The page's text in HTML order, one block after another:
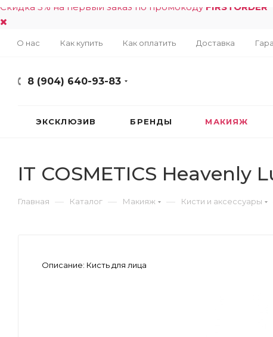
Скидка 5% на первый заказ по промокоду FIRSTORDER
О нас Как купить Как оплатить Доставка
8 (904) 640-93-83
ЭКСКЛЮЗИВ БРЕНДЫ МАКИЯЖ
IT COSMETICS
Главная — Каталог — Макияж — Кисти и аксессуары
Описание: Кисть для лица